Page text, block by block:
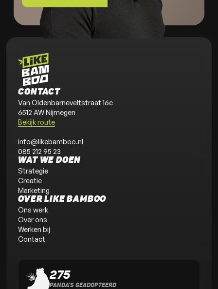
CONTACT
Van Oldenbarneveltstraat 16c
6512 AW Nijmegen
Bekijk route
info@likebamboo.nl
085 212 95 23
WAT WE DOEN
Strategie
Creatie
Marketing
OVER LIKE BAMBOO
Ons werk
Over ons
Werken bij
Contact
275
PANDA'S GEADOPTEERD